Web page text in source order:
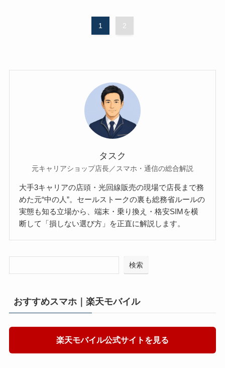
1 2
タスク
元キャリアショップ店長／スマホ・通信の総合解説
大手3キャリアの店頭・光回線販売の現場で店長まで務
めた元“中の人”。セールストークの裏も総務省ルールの
実態も知る立場から、端末・乗り換え・格安SIMを横
断して「損しない選び方」を正直に解説します。
検索
おすすめスマホ｜楽天モバイル
楽天モバイル公式サイトを見る